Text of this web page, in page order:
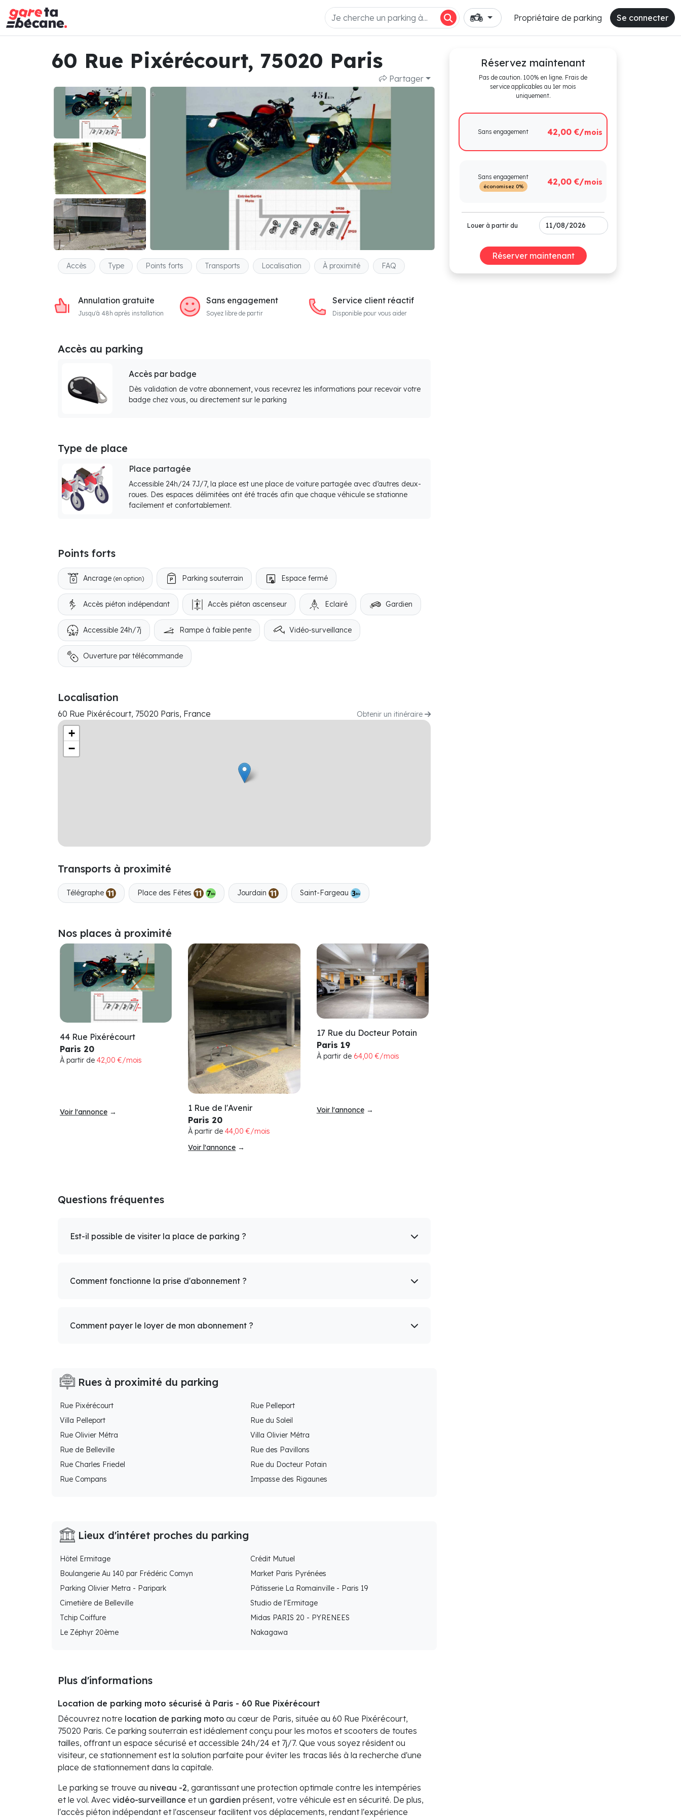
Propriétaire de parking Se connecter
60 Rue Pixérécourt, 75020 Paris
Partager
Accès Type Points forts Transports Localisation À proximité FAQ
Annulation gratuite
Jusqu'à 48h après installation
Sans engagement
Soyez libre de partir
Service client réactif
Disponible pour vous aider
Accès au parking
Accès par badge
Dès validation de votre abonnement, vous recevrez les informations pour recevoir votre
badge chez vous, ou directement sur le parking
Type de place
Place partagée
Accessible 24h/24 7J/7, la place est une place de voiture partagée avec d’autres deux-
roues. Des espaces délimitées ont été tracés afin que chaque véhicule se stationne
facilement et confortablement.
Points forts
Ancrage (en option) Parking souterrain Espace fermé
Accès piéton indépendant Accès piéton ascenseur Eclairé Gardien
Accessible 24h/7j Rampe à faible pente Vidéo-surveillance
Ouverture par télécommande
Localisation
60 Rue Pixérécourt, 75020 Paris, France Obtenir un itinéraire
+
−
Transports à proximité
Télégraphe Place des Fêtes Jourdain Saint-Fargeau
Nos places à proximité
44 Rue Pixérécourt
Paris 20
À partir de 42,00 €/mois
Voir l'annonce →
1 Rue de l'Avenir
Paris 20
À partir de44,00 €/mois
Voir l'annonce →
17 Rue du Docteur Potain
Paris 19
À partir de 64,00 €/mois
Voir l'annonce→
Questions fréquentes
Est-il possible de visiter la place de parking ?
Comment fonctionne la prise d'abonnement ?
Comment payer le loyer de mon abonnement ?
Rues à proximité du parking
Rue Pixérécourt
Rue Pelleport
Villa Pelleport
Rue du Soleil
Rue Olivier Métra
Villa Olivier Métra
Rue de Belleville
Rue des Pavillons
Rue Charles Friedel
Rue du Docteur Potain
Rue Compans
Impasse des Rigaunes
Lieux d'intéret proches du parking
Hôtel Ermitage
Crédit Mutuel
Boulangerie Au 140 par Frédéric Comyn
Market Paris Pyrénées
Parking Olivier Metra - Paripark
Pâtisserie La Romainville - Paris 19
Cimetière de Belleville
Studio de l'Ermitage
Tchip Coiffure
Midas PARIS 20 - PYRENEES
Le Zéphyr 20ème
Nakagawa
Plus d'informations
Location de parking moto sécurisé à Paris - 60 Rue Pixérécourt
Découvrez notre location de parking moto au cœur de Paris, située au 60 Rue Pixérécourt,
75020 Paris. Ce parking souterrain est idéalement conçu pour les motos et scooters de toutes
tailles, offrant un espace sécurisé et accessible 24h/24 et 7j/7. Que vous soyez résident ou
visiteur, ce stationnement est la solution parfaite pour éviter les tracas liés à la recherche d'une
place de stationnement dans la capitale.
Le parking se trouve au niveau -2, garantissant une protection optimale contre les intempéries
et le vol. Avec vidéo-surveillance et un gardien présent, votre véhicule est en sécurité. De plus,
l'accès piéton indépendant et l'ascenseur facilitent vos déplacements, rendant l'expérience
Réservez maintenant
Pas de caution. 100% en ligne. Frais de
service applicables au 1er mois
uniquement.
Sans engagement 42,00 €/mois
Sans engagement
économisez 0% 42,00 €/mois
Louer à partir du
Réserver maintenant